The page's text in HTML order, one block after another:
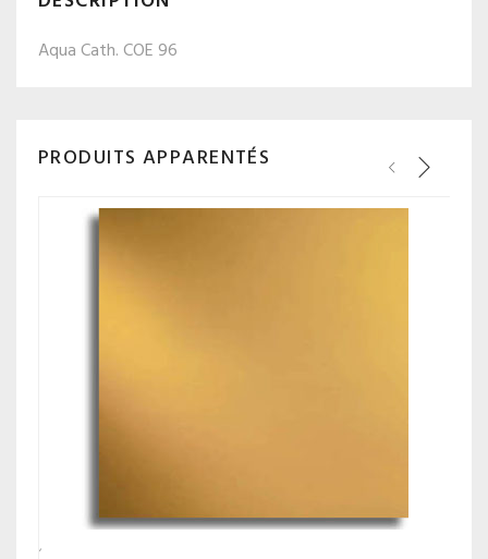
Aqua Cath. COE 96
PRODUITS APPARENTÉS